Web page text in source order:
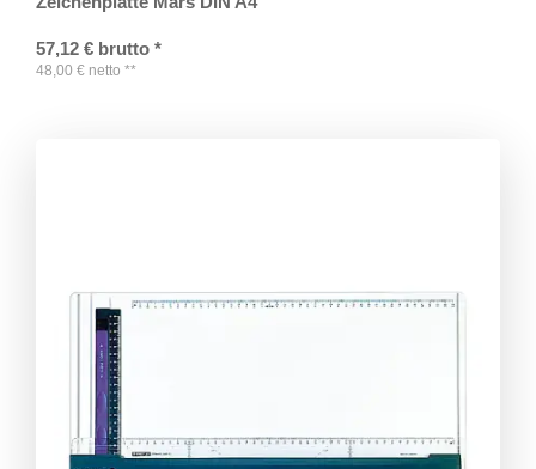
57,12 € brutto *
48,00 € netto **